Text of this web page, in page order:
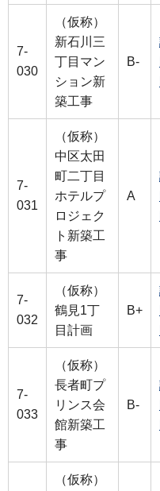
7-
030
（仮称）
新石川三
丁目マン
ション新
築工事
B-
7-
031
（仮称）
中区太田
町二丁目
ホテルプ
ロジェク
ト新築工
事
A
7-
032
（仮称）
鶴見1丁
目計画
B+
7-
033
（仮称）
長者町プ
リンス会
館新築工
事
B-
（仮称）